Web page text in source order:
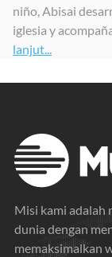
niño, Abisai
iglesia y
lanjut...
Misi kami adalah
dunia dengan
memaksimalkan